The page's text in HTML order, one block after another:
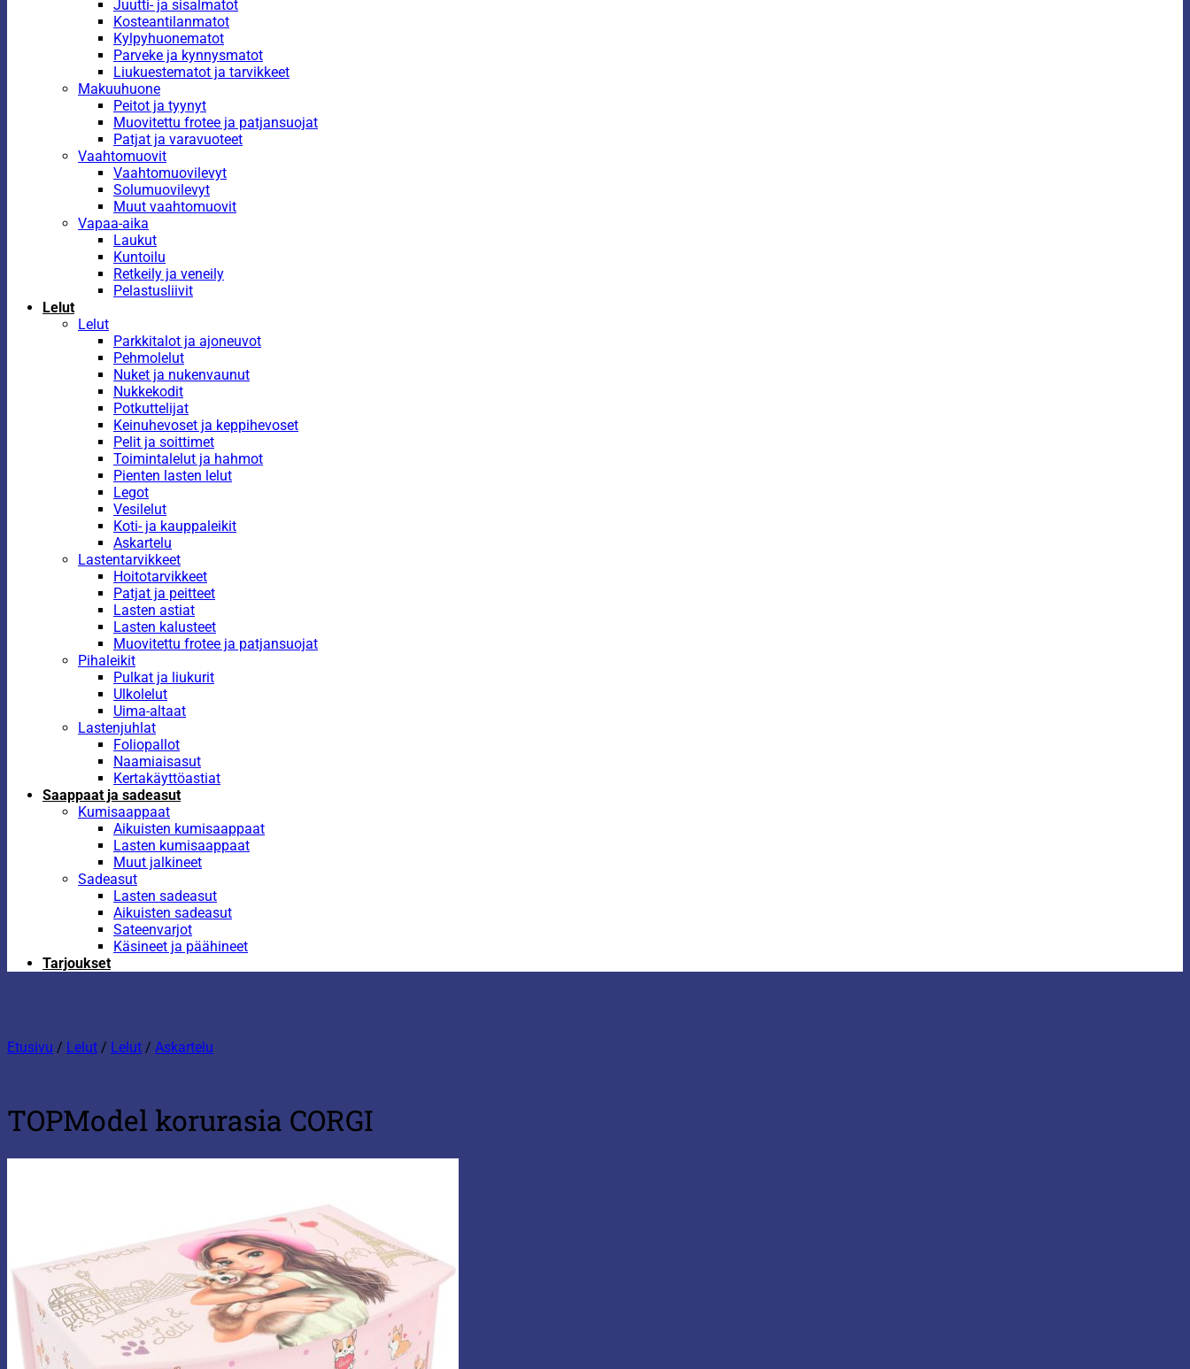
Juutti- ja sisalmatot
Kosteantilanmatot
Kylpyhuonematot
Parveke ja kynnysmatot
Liukuestematot ja tarvikkeet
Makuuhuone
Peitot ja tyynyt
Muovitettu frotee ja patjansuojat
Patjat ja varavuoteet
Vaahtomuovit
Vaahtomuovilevyt
Solumuovilevyt
Muut vaahtomuovit
Vapaa-aika
Laukut
Kuntoilu
Retkeily ja veneily
Pelastusliivit
Lelut
Lelut
Parkkitalot ja ajoneuvot
Pehmolelut
Nuket ja nukenvaunut
Nukkekodit
Potkuttelijat
Keinuhevoset ja keppihevoset
Pelit ja soittimet
Toimintalelut ja hahmot
Pienten lasten lelut
Legot
Vesilelut
Koti- ja kauppaleikit
Askartelu
Lastentarvikkeet
Hoitotarvikkeet
Patjat ja peitteet
Lasten astiat
Lasten kalusteet
Muovitettu frotee ja patjansuojat
Pihaleikit
Pulkat ja liukurit
Ulkolelut
Uima-altaat
Lastenjuhlat
Foliopallot
Naamiaisasut
Kertakäyttöastiat
Saappaat ja sadeasut
Kumisaappaat
Aikuisten kumisaappaat
Lasten kumisaappaat
Muut jalkineet
Sadeasut
Lasten sadeasut
Aikuisten sadeasut
Sateenvarjot
Käsineet ja päähineet
Tarjoukset
Etusivu / Lelut / Lelut / Askartelu
TOPModel korurasia CORGI